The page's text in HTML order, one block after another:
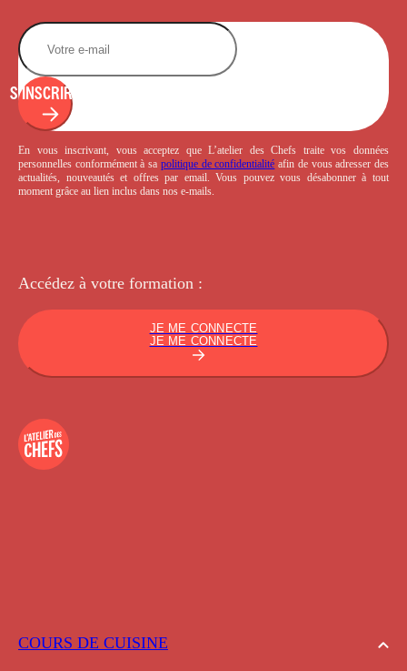
COURS DE CUISINE
S'INSCRIRE
En vous inscrivant, vous acceptez que L’atelier des Chefs traite vos données
personnelles conformément à sa politique de confidentialité afin de vous adresser des
actualités, nouveautés et offres par email. Vous pouvez vous désabonner à tout
moment grâce au lien inclus dans nos e-mails.
Accédez à votre formation :
JE ME CONNECTE
JE ME CONNECTE